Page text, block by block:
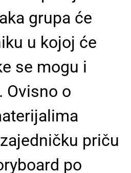
grupa će
u kojoj će
se mogu i
Ovisno o
priču
po